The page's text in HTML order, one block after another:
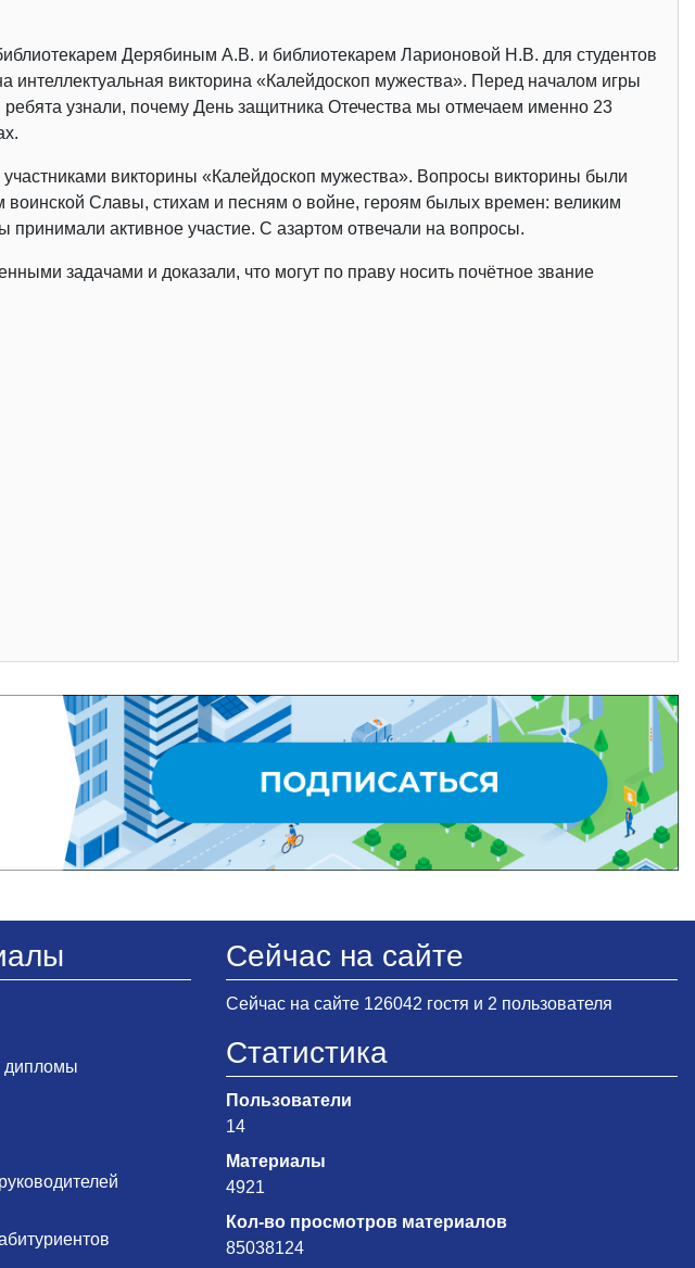
Дерябиным А.В. и библиотекарем Ларионовой Н.В. для студентов
викторина «Калейдоскоп мужества». Перед началом игры
ребята узнали, почему День защитника Отечества мы отмечаем именно 23
викторины «Калейдоскоп мужества». Вопросы викторины были
Славы, стихам и песням о войне, героям былых времен: великим
активное участие. С азартом отвечали на вопросы.
задачами и доказали, что могут по праву носить почётное звание
дипломы
Сейчас на сайте
Сейчас на сайте 126042 гостя и 2 пользователя
Статистика
Пользователи
14
Материалы
4921
Кол-во просмотров материалов
85038124